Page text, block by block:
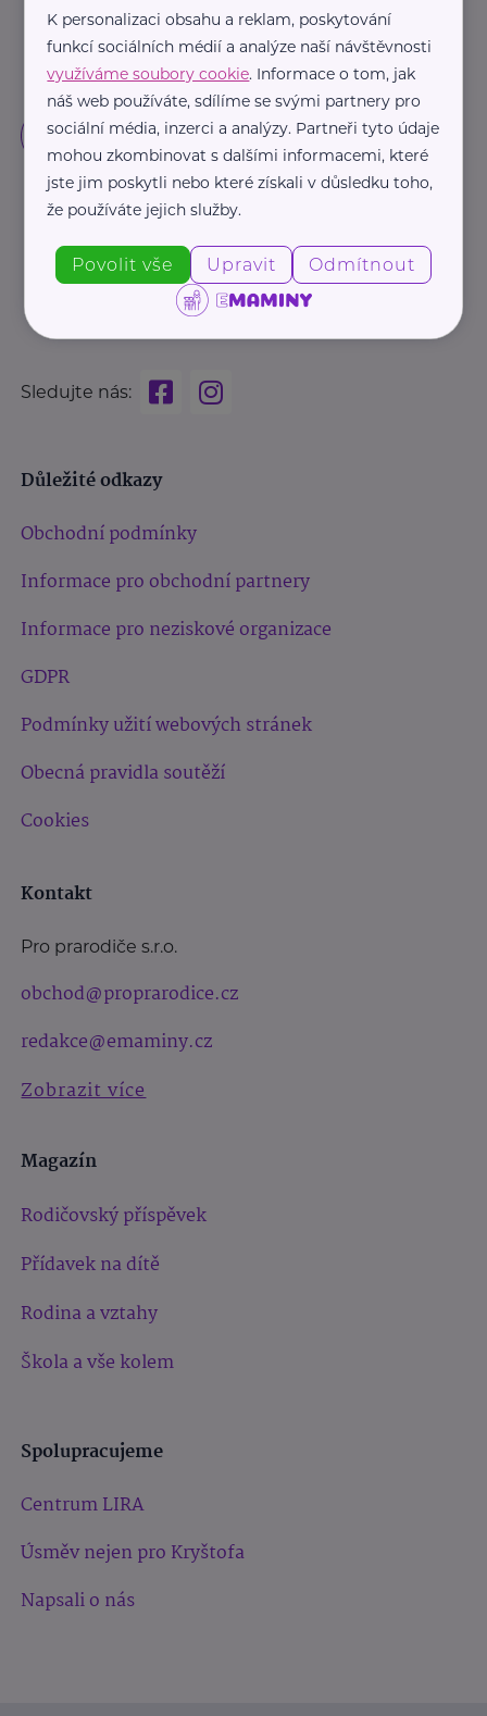
Sledujte nás:
Důležité odkazy
Obchodní podmínky
Informace pro obchodní partnery
Informace pro neziskové organizace
GDPR
Podmínky užití webových stránek
Obecná pravidla soutěží
Cookies
Kontakt
Pro prarodiče s.r.o.
obchod@proprarodice.cz
redakce@emaminy.cz
Zobrazit více
Magazín
Rodičovský příspěvek
Přídavek na dítě
Rodina a vztahy
Škola a vše kolem
Spolupracujeme
Centrum LIRA
Úsměv nejen pro Kryštofa
Napsali o nás
K personalizaci obsahu a reklam, poskytování
funkcí sociálních médií a analýze naší návštěvnosti
využíváme soubory cookie. Informace o tom, jak
náš web používáte, sdílíme se svými partnery pro
sociální média, inzerci a analýzy. Partneři tyto údaje
mohou zkombinovat s dalšími informacemi, které
jste jim poskytli nebo které získali v důsledku toho,
že používáte jejich služby.
Povolit vše Upravit Odmítnout